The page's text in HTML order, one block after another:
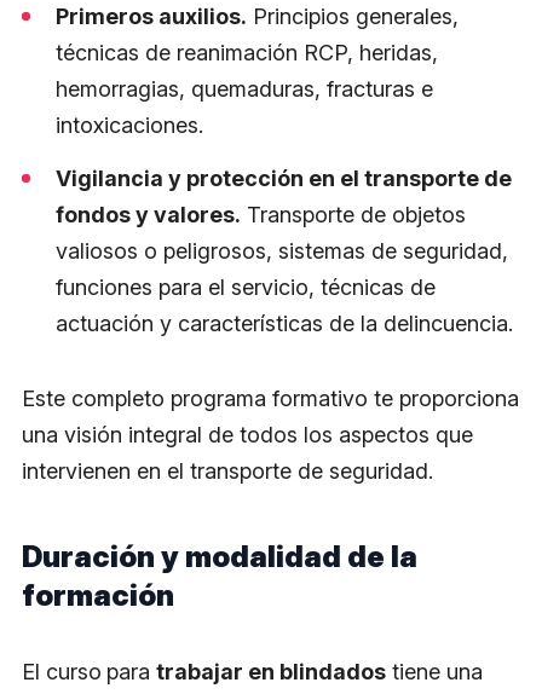
Primeros auxilios. Principios generales,
técnicas de reanimación RCP, heridas,
hemorragias, quemaduras, fracturas e
intoxicaciones.
Vigilancia y protección en el transporte de
fondos y valores. Transporte de objetos
valiosos o peligrosos, sistemas de seguridad,
funciones para el servicio, técnicas de
actuación y características de la delincuencia.
Este completo programa formativo te proporciona
una visión integral de todos los aspectos que
intervienen en el transporte de seguridad.
Duración y modalidad de la
formación
El curso para trabajar en blindados tiene una